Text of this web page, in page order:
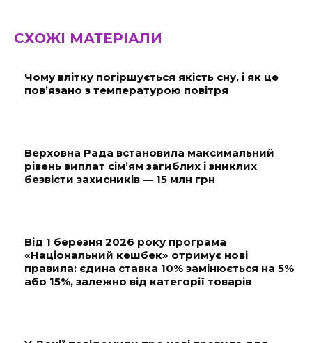
СХОЖІ МАТЕРІАЛИ
Чому влітку погіршується якість сну, і як це
пов’язано з температурою повітря
Верховна Рада встановила максимальний
рівень виплат сім’ям загиблих і зниклих
безвісти захисників — 15 млн грн
Від 1 березня 2026 року програма
«Національний кешбек» отримує нові
правила: єдина ставка 10% замінюється на 5%
або 15%, залежно від категорії товарів